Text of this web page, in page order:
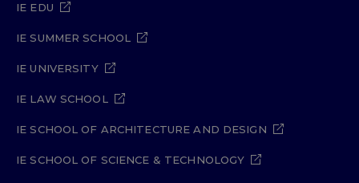
IE EDU
IE SUMMER SCHOOL
IE UNIVERSITY
IE LAW SCHOOL
IE SCHOOL OF ARCHITECTURE AND DESIGN
IE SCHOOL OF SCIENCE & TECHNOLOGY